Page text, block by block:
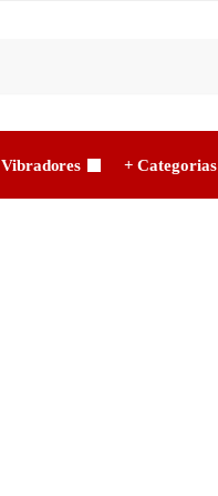
Vibradores + Categorias